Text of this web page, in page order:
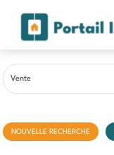
Vente
NOUVELLE RECHERCHE